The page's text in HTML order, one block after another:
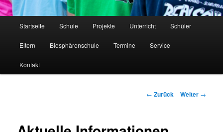
Startseite Schule Projekte Unterricht Schüler
Eltern Biosphärenschule Termine Service
Kontakt
Beitrags-
← Zurück Weiter →